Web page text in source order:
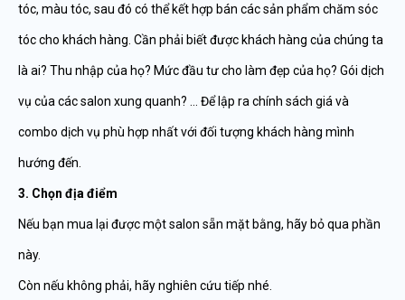
tóc, màu tóc, sau đó có thể kết hợp bán các sản phẩm chăm sóc
tóc cho khách hàng. Cần phải biết được khách hàng của chúng ta
là ai? Thu nhập của họ? Mức đầu tư cho làm đẹp của họ? Gói dịch
vụ của các salon xung quanh? … Để lập ra chính sách giá và
combo dịch vụ phù hợp nhất với đối tượng khách hàng mình
hướng đến.
3. Chọn địa điểm
Nếu bạn mua lại được một salon sẵn mặt bằng, hãy bỏ qua phần
này.
Còn nếu không phải, hãy nghiên cứu tiếp nhé.